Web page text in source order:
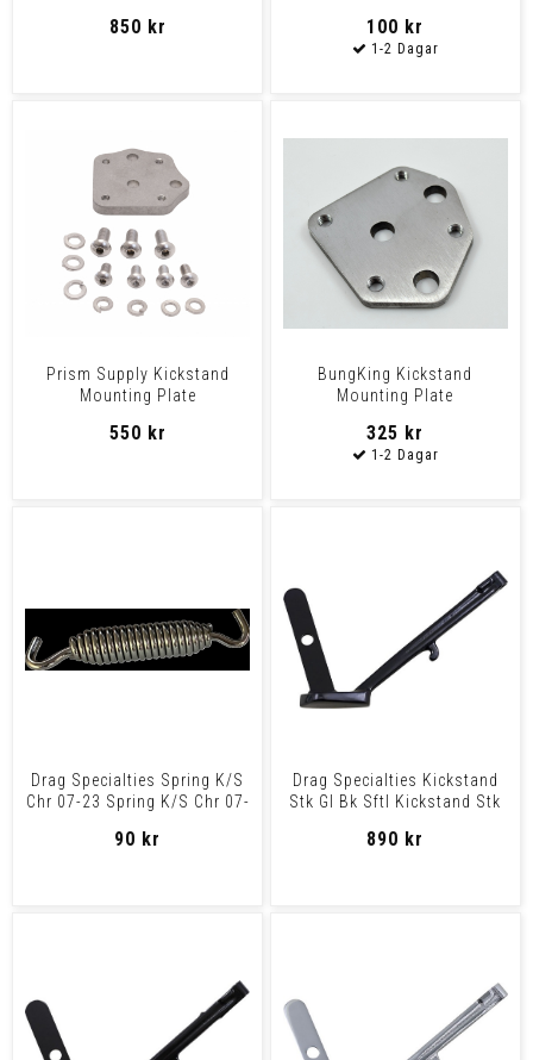
850 kr 100 kr
Prism Supply Kickstand
Mounting Plate
550 kr
BungKing Kickstand
Mounting Plate
325 kr
Drag Specialties Spring K/S
Chr 07-23 Spring K/S Chr 07-
90 kr
Drag Specialties Kickstand
Stk Gl Bk Sftl Kickstand Stk
890 kr